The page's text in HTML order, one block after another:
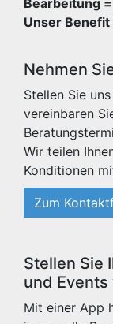
Bearbeitung
Unser Benefit
Nehmen
Stellen Sie
vereinbaren
Wir teilen
Konditionen
Zum
Stellen Sie
und Events
Mit einer App